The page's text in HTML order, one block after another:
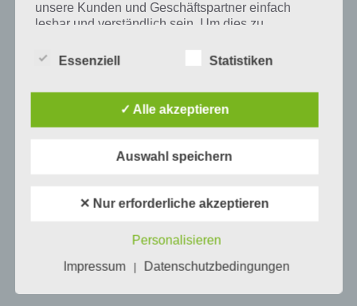
unsere Kunden und Geschäftspartner einfach
lesbar und verständlich sein. Um dies zu
Begrifflichkeiten erläutern.
unter anderem die folgenden Begriffe:
a) personenbezogene Daten
Personenbezogene Daten sind alle
Informationen, die sich auf eine identifizierte
Folgenden „betroffene Person") beziehen.
Als identifizierbar wird eine natürliche
Person angesehen, die direkt oder indirekt,
insbesondere mittels Zuordnung zu einer
Essenziell Statistiken
✓ Alle akzeptieren
Auswahl speichern
✕ Nur erforderliche akzeptieren
Personalisieren
Impressum
| Datenschutzbedingungen